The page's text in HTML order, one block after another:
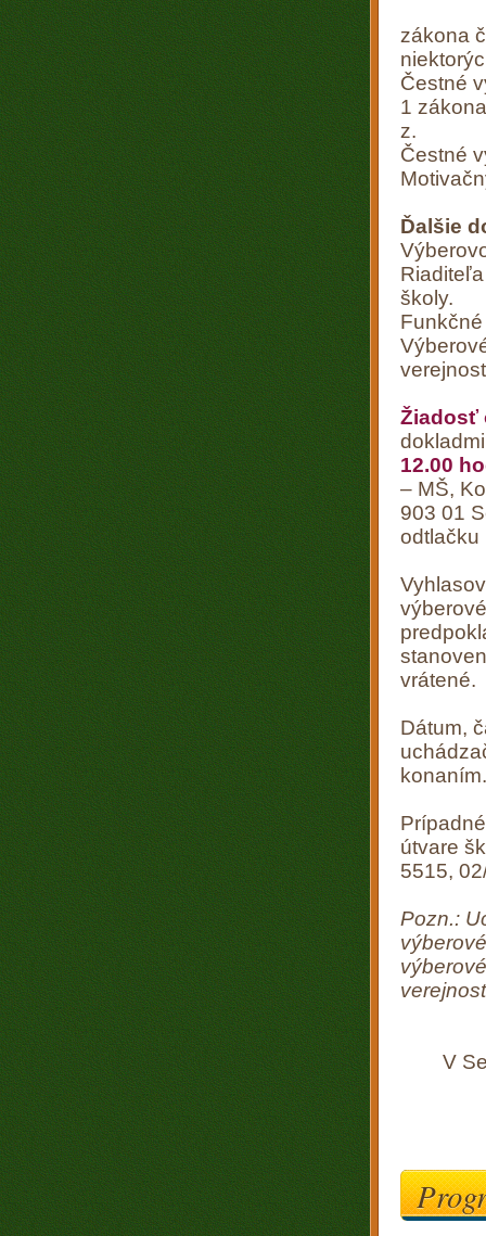
zákona
Čestné
1
z.
Čestné
Ďalšie
školy.
Žiadosť
12.00
– MŠ,
903 01
odtlačku
vrátené.
Dátum,
konaním.
útvare
5515,
Pozn.:
V